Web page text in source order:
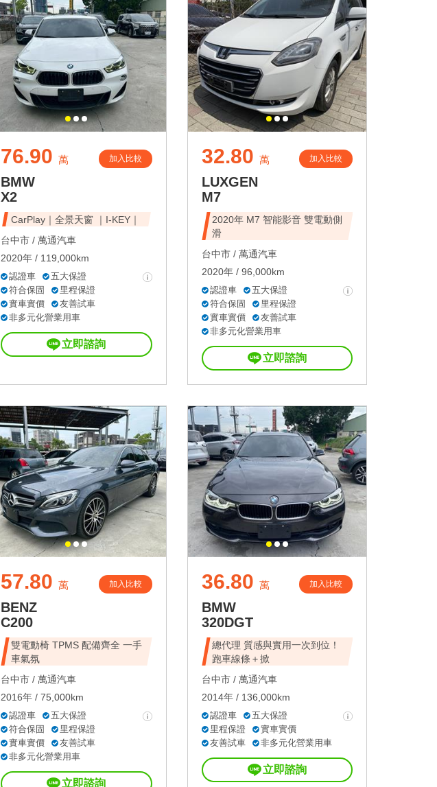
76.90 萬 加入比較
BMW
X2
CarPlay｜全景天窗 ｜I-KEY｜
台中市 / 萬通汽車
2020年 / 119,000km
認證車
五大保證
符合保固
里程保證
實車實價
友善試車
非多元化營業用車
立即諮詢
32.80 萬 加入比較
LUXGEN
M7
2020年 M7 智能影音 雙電動側
滑
台中市 / 萬通汽車
2020年 / 96,000km
認證車
五大保證
符合保固
里程保證
實車實價
友善試車
非多元化營業用車
立即諮詢
57.80 萬 加入比較
BENZ
C200
雙電動椅 TPMS 配備齊全 一手
車氣氛
台中市 / 萬通汽車
2016年 / 75,000km
認證車
五大保證
符合保固
里程保證
實車實價
友善試車
非多元化營業用車
立即諮詢
36.80 萬 加入比較
BMW
320DGT
總代理 質感與實用一次到位！
跑車線條＋掀
台中市 / 萬通汽車
2014年 / 136,000km
認證車
五大保證
里程保證
實車實價
友善試車
非多元化營業用車
立即諮詢